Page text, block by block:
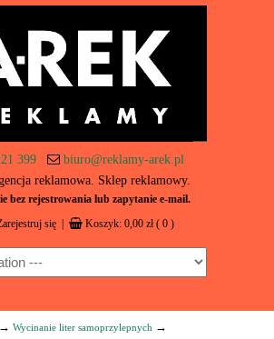
399
biuro@reklamy-arek.pl
reklamowa. Sklep reklamowy.
bez rejestrowania lub zapytanie e-mail.
się Koszyk: 0,00 zł ( 0 )
→ Wycinanie liter samoprzylepnych →